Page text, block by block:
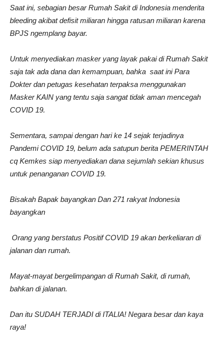
Saat ini, sebagian besar Rumah Sakit di Indonesia menderita
bleeding akibat defisit miliaran hingga ratusan miliaran karena
BPJS ngemplang bayar.
Untuk menyediakan masker yang layak pakai di Rumah Sakit
saja tak ada dana dan kemampuan, bahka saat ini Para
Dokter dan petugas kesehatan terpaksa menggunakan
Masker KAIN yang tentu saja sangat tidak aman mencegah
COVID 19.
Sementara, sampai dengan hari ke 14 sejak terjadinya
Pandemi COVID 19, belum ada satupun berita PEMERINTAH
cq Kemkes siap menyediakan dana sejumlah sekian khusus
untuk penanganan COVID 19.
Bisakah Bapak bayangkan Dan 271 rakyat Indonesia
bayangkan
Orang yang berstatus Positif COVID 19 akan berkeliaran di
jalanan dan rumah.
Mayat-mayat bergelimpangan di Rumah Sakit, di rumah,
bahkan di jalanan.
Dan itu SUDAH TERJADI di ITALIA! Negara besar dan kaya
raya!